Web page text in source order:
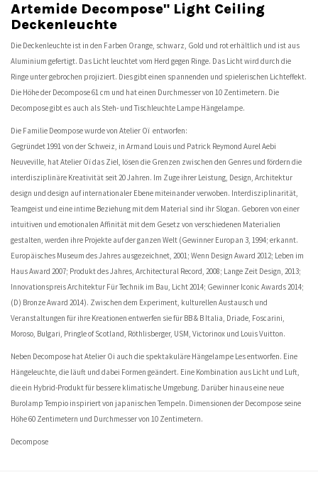
Artemide Decompose" Light Ceiling
Deckenleuchte
Die Deckenleuchte ist in den Farben Orange, schwarz, Gold und rot erhältlich und ist aus
Aluminium gefertigt. Das Licht leuchtet vom Herd gegen Ringe. Das Licht wird durch die
Ringe unter gebrochen projiziert. Dies gibt einen spannenden und spielerischen Lichteffekt.
Die Höhe der Decompose 61 cm und hat einen Durchmesser von 10 Zentimetern. Die
Decompose gibt es auch als Steh- und Tischleuchte Lampe Hängelampe.
Die Familie Deompose wurde von Atelier Oï entworfen:
Gegründet 1991 von der Schweiz, in Armand Louis und Patrick Reymond Aurel Aebi
Neuveville, hat Atelier Oï das Ziel, lösen die Grenzen zwischen den Genres und fördern die
interdisziplinäre Kreativität seit 20 Jahren. Im Zuge ihrer Leistung, Design, Architektur
design und design auf internationaler Ebene miteinander verwoben. Interdisziplinarität,
Teamgeist und eine intime Beziehung mit dem Material sind ihr Slogan. Geboren von einer
intuitiven und emotionalen Affinität mit dem Gesetz von verschiedenen Materialien
gestalten, werden ihre Projekte auf der ganzen Welt (Gewinner Europan 3, 1994; erkannt.
Europäisches Museum des Jahres ausgezeichnet, 2001; Wenn Design Award 2012; Leben im
Haus Award 2007; Produkt des Jahres, Architectural Record, 2008; Lange Zeit Design, 2013;
Innovationspreis Architektur Für Technik im Bau, Licht 2014; Gewinner Iconic Awards 2014;
(D) Bronze Award 2014). Zwischen dem Experiment, kulturellen Austausch und
Veranstaltungen für ihre Kreationen entwerfen sie für BB & B Italia, Driade, Foscarini,
Moroso, Bulgari, Pringle of Scotland, Röthlisberger, USM, Victorinox und Louis Vuitton.
Neben Decompose hat Atelier Oi auch die spektakuläre Hängelampe Les entworfen. Eine
Hängeleuchte, die läuft und dabei Formen geändert. Eine Kombination aus Licht und Luft,
die ein Hybrid-Produkt für bessere klimatische Umgebung. Darüber hinaus eine neue
Burolamp Tempio inspiriert von japanischen Tempeln. Dimensionen der Decompose seine
Höhe 60 Zentimetern und Durchmesser von 10 Zentimetern.
Decompose